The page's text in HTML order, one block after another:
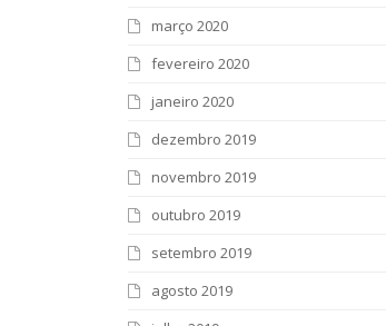
março 2020
fevereiro 2020
janeiro 2020
dezembro 2019
novembro 2019
outubro 2019
setembro 2019
agosto 2019